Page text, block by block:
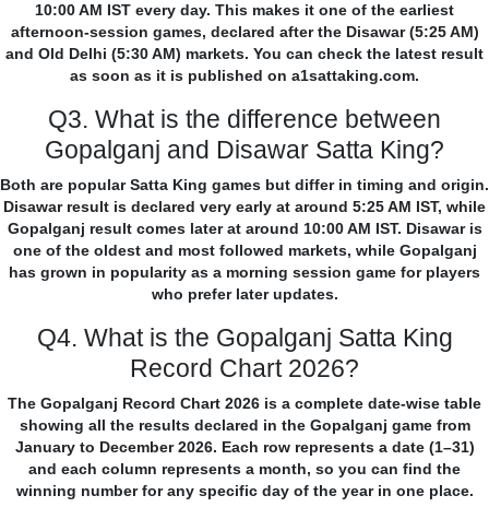
10:00 AM IST every day. This makes it one of the earliest
afternoon-session games, declared after the Disawar (5:25 AM)
and Old Delhi (5:30 AM) markets. You can check the latest result
as soon as it is published on a1sattaking.com.
Q3. What is the difference between
Gopalganj and Disawar Satta King?
Both are popular Satta King games but differ in timing and origin.
Disawar result is declared very early at around 5:25 AM IST, while
Gopalganj result comes later at around 10:00 AM IST. Disawar is
one of the oldest and most followed markets, while Gopalganj
has grown in popularity as a morning session game for players
who prefer later updates.
Q4. What is the Gopalganj Satta King
Record Chart 2026?
The Gopalganj Record Chart 2026 is a complete date-wise table
showing all the results declared in the Gopalganj game from
January to December 2026. Each row represents a date (1–31)
and each column represents a month, so you can find the
winning number for any specific day of the year in one place.